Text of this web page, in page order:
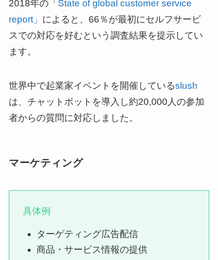
2018年の「State of global customer service
report」 によると、66％が最初にセルフサービ
スでの対応を好むという調査結果を提示してい
ます。
世界中で起業家イベントを開催しているslush
は、チャットボットを導入し約20,000人の参加
者からの質問に対応しました。
マーケティング
具体例
ターゲティング広告配信
商品・サービス情報の提供